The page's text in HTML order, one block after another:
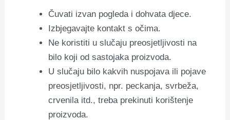
Čuvati izvan pogleda i dohvata djece.
Izbjegavajte kontakt s očima.
Ne koristiti u slučaju preosjetljivosti na
bilo koji od sastojaka proizvoda.
U slučaju bilo kakvih nuspojava ili pojave
preosjetljivosti, npr. peckanja, svrbeža,
crvenila itd., treba prekinuti korištenje
proizvoda.